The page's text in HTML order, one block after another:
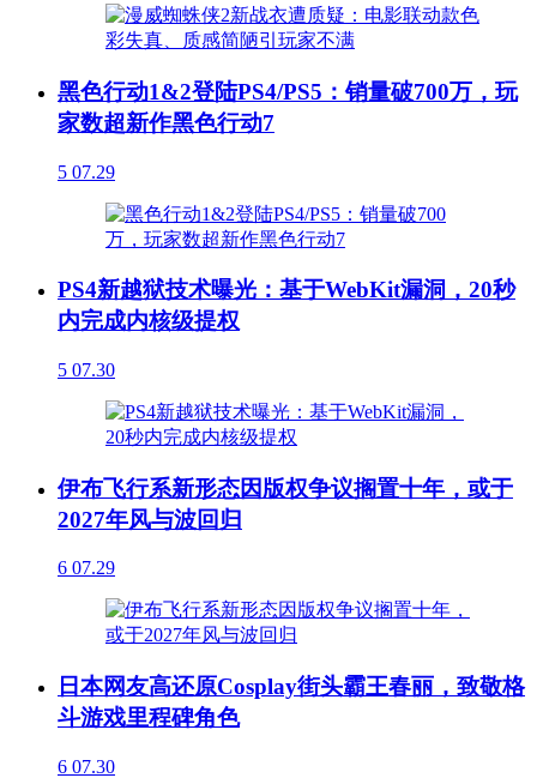
黑色行动1&2登陆PS4/PS5：销量破700万，玩
家数超新作黑色行动7
5 07.29
PS4新越狱技术曝光：基于WebKit漏洞，20秒
内完成内核级提权
5 07.30
伊布飞行系新形态因版权争议搁置十年，或于
2027年风与波回归
6 07.29
日本网友高还原Cosplay街头霸王春丽，致敬格
斗游戏里程碑角色
6 07.30